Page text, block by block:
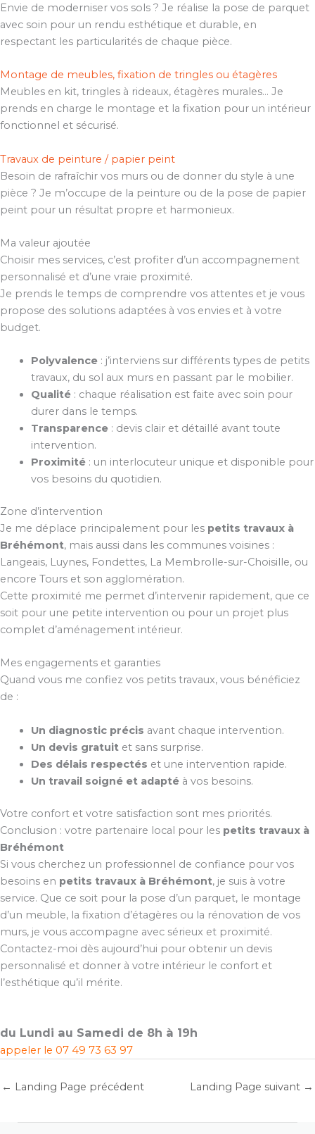
Envie de moderniser vos sols ? Je réalise la pose de parquet
avec soin pour un rendu esthétique et durable, en
respectant les particularités de chaque pièce.
Montage de meubles, fixation de tringles ou étagères
Meubles en kit, tringles à rideaux, étagères murales… Je
prends en charge le montage et la fixation pour un intérieur
fonctionnel et sécurisé.
Travaux de peinture / papier peint
Besoin de rafraîchir vos murs ou de donner du style à une
pièce ? Je m’occupe de la peinture ou de la pose de papier
peint pour un résultat propre et harmonieux.
Ma valeur ajoutée
Choisir mes services, c’est profiter d’un accompagnement
personnalisé et d’une vraie proximité.
Je prends le temps de comprendre vos attentes et je vous
propose des solutions adaptées à vos envies et à votre
budget.
Polyvalence: j’interviens sur différents types de petits
travaux, du sol aux murs en passant par le mobilier.
Qualité: chaque réalisation est faite avec soin pour
durer dans le temps.
Transparence: devis clair et détaillé avant toute
intervention.
Proximité: un interlocuteur unique et disponible pour
vos besoins du quotidien.
Zone d’intervention
Je me déplace principalement pour les petits travaux à
Bréhémont, mais aussi dans les communes voisines :
Langeais, Luynes, Fondettes, La Membrolle-sur-Choisille, ou
encore Tours et son agglomération.
Cette proximité me permet d’intervenir rapidement, que ce
soit pour une petite intervention ou pour un projet plus
complet d’aménagement intérieur.
Mes engagements et garanties
Quand vous me confiez vos petits travaux, vous bénéficiez
de :
Un diagnostic précis avant chaque intervention.
Un devis gratuitet sans surprise.
Des délais respectés et une intervention rapide.
Un travail soigné et adaptéà vos besoins.
Votre confort et votre satisfaction sont mes priorités.
Conclusion : votre partenaire local pour les petits travaux à
Bréhémont
Si vous cherchez un professionnel de confiance pour vos
besoins en petits travaux à Bréhémont, je suis à votre
service. Que ce soit pour la pose d’un parquet, le montage
d’un meuble, la fixation d’étagères ou la rénovation de vos
murs, je vous accompagne avec sérieux et proximité.
Contactez-moi dès aujourd’hui pour obtenir un devis
personnalisé et donner à votre intérieur le confort et
l’esthétique qu’il mérite.
du Lundi au Samedi de 8h à 19h
appeler le 07 49 73 63 97
← Landing Page précédent Landing Page suivant →